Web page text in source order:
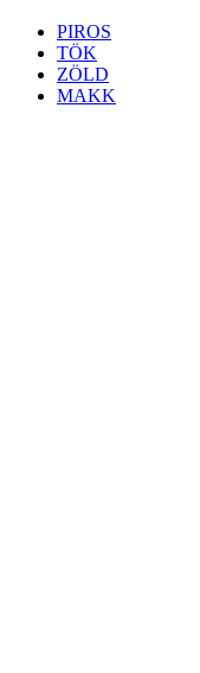
PIROS
TÖK
ZÖLD
MAKK